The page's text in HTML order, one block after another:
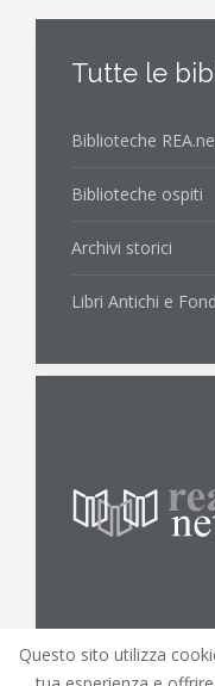
Tutte le
Biblioteche
Biblioteche ospiti
Archivi storici
Libri Antichi e
Questo sito utilizza